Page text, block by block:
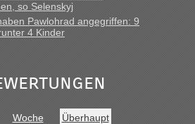
• Re: An welchem
vor der Grenze Richtung Polen
mit EU-Pass dabei waren“
so Selenskyj
Pawlohrad angegriffen: 9
4 Kinder
Woche Überhaupt